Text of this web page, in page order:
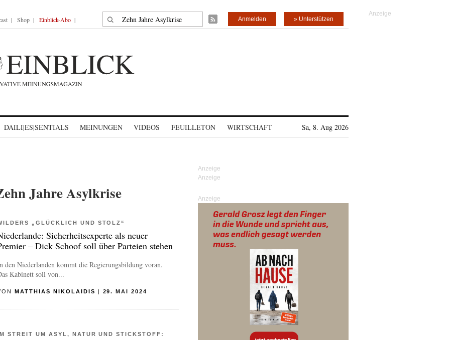
Shop Einblick-Abo Suche nach: » Unterstützen
Anmelden
DAILI|ES|SENTIALS MEINUNGEN VIDEOS FEUILLETON WIRTSCHAFT Sa, 8. Aug 2026
Jahre Asylkrise
„GLÜCKLICH UND STOLZ“
Sicherheitsexperte als neuer
– Dick Schoof soll über Parteien stehen
den Niederlanden kommt die Regierungsbildung voran.
Kabinett soll von...
MATTHIAS NIKOLAIDIS | 29. MAI 2024
STREIT UM ASYL, NATUR UND STICKSTOFF:
Anzeige